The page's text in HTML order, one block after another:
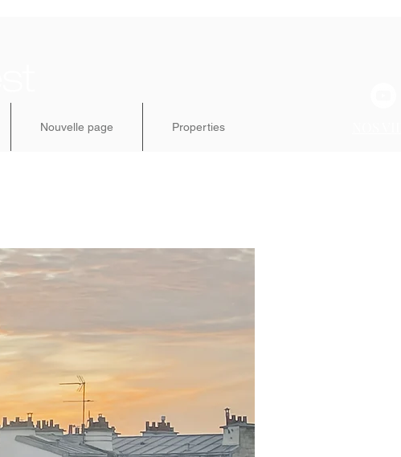
Nouvelle page Properties